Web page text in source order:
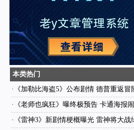
本类热门
·
《加勒比海盗5》公布剧情 德普重返冒
之旅
·
《老师也疯狂》曝终极预告 卡通海报闹
新春
·
《雷神3》新剧情梗概曝光 雷神将大战